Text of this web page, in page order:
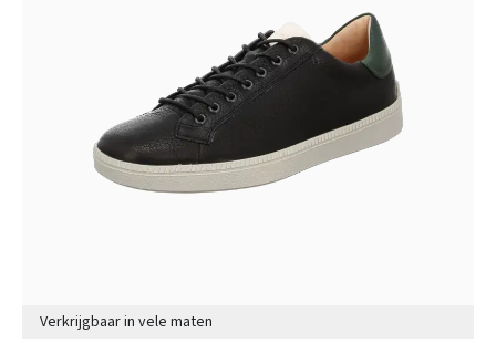
Verkrijgbaar in vele maten